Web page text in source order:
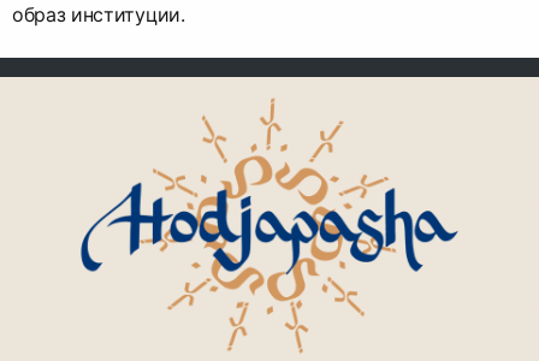
образ институции.